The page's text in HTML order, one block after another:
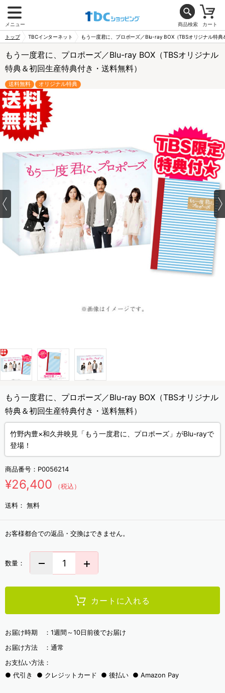
メニュー 商品検索 カート
トップ TBCインターネット もう一度君に、プロポーズ／Blu-ray BOX（TBSオリジナル特
もう一度君に、プロポーズ／Blu-ray BOX（TBSオリジナル
特典＆初回生産特典付き・送料無料）
送料無料 オリジナル特典
もう一度君に、プロポーズ／Blu-ray BOX（TBSオリジナル
特典＆初回生産特典付き・送料無料）
竹野内豊×和久井映見「もう一度君に、プロポーズ」がBlu-rayで
登場！
商品番号： P0056214
¥26,400 （税込）
送料： 無料
お客様都合での返品・交換はできません。
数量：
カートに入れる
お届け時期 ： 1週間～10日前後でお届け
お届け方法 ： 通常
お支払い方法：
代引き
クレジットカード 後払い Amazon Pay